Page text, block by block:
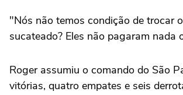
"Nós não temos condição de trocar
sucateado? Eles não pagaram
Roger assumiu o comando do São
vitórias, quatro empates e seis